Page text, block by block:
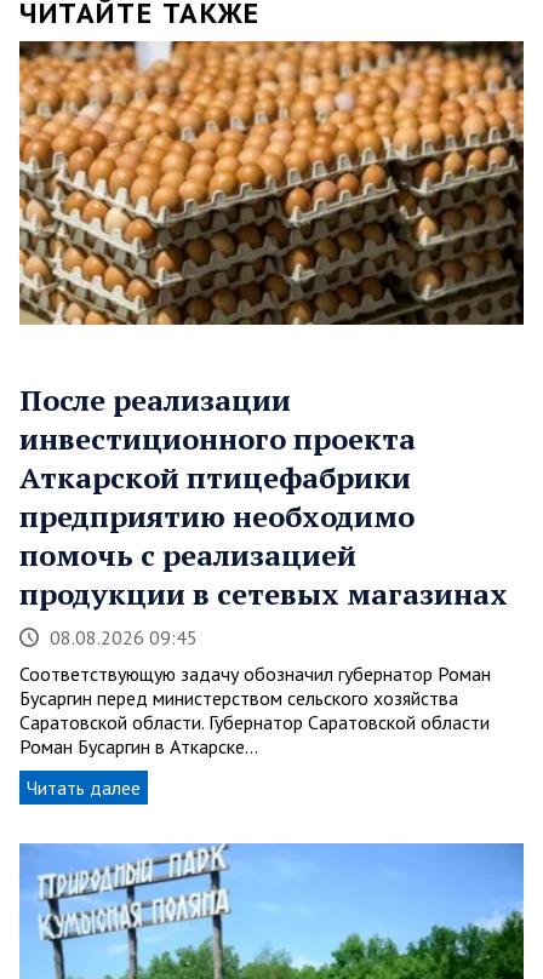
ЧИТАЙТЕ ТАКЖЕ
После реализации
инвестиционного проекта
Аткарской птицефабрики
предприятию необходимо
помочь с реализацией
продукции в сетевых магазинах
08.08.2026 09:45
Соответствующую задачу обозначил губернатор Роман
Бусаргин перед министерством сельского хозяйства
Саратовской области. Губернатор Саратовской области
Роман Бусаргин в Аткарске…
Читать далее